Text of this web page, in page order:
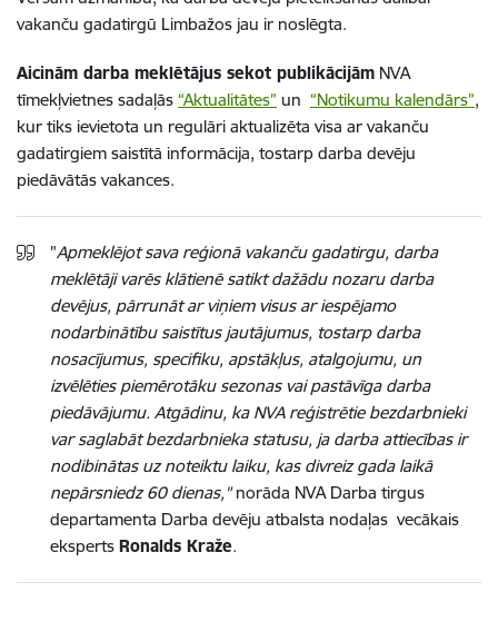
vakanču gadatirgū Limbažos jau ir noslēgta.
Aicinām darba meklētājus sekot publikācijām NVA
tīmekļvietnes sadaļās “Aktualitātes” un “Notikumu kalendārs”,
kur tiks ievietota un regulāri aktualizēta visa ar vakanču
gadatirgiem saistītā informācija, tostarp darba devēju
piedāvātās vakances.
"Apmeklējot sava reģionā vakanču gadatirgu, darba
meklētāji varēs klātienē satikt dažādu nozaru darba
devējus, pārrunāt ar viņiem visus ar iespējamo
nodarbinātību saistītus jautājumus, tostarp darba
nosacījumus, specifiku, apstākļus, atalgojumu, un
izvēlēties piemērotāku sezonas vai pastāvīga darba
piedāvājumu. Atgādinu, ka NVA reģistrētie bezdarbnieki
var saglabāt bezdarbnieka statusu, ja darba attiecības ir
nodibinātas uz noteiktu laiku, kas divreiz gada laikā
nepārsniedz 60 dienas,"norāda NVA Darba tirgus
departamenta Darba devēju atbalsta nodaļas vecākais
eksperts Ronalds Kraže.